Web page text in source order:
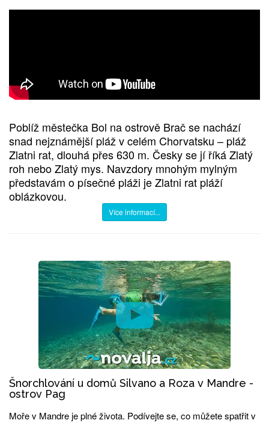
Poblíž městečka Bol na ostrově Brač se nachází
snad nejznámější pláž v celém Chorvatsku – pláž
Zlatni rat, dlouhá přes 630 m. Česky se jí říká Zlatý
roh nebo Zlatý mys. Navzdory mnohým mylným
představám o písečné pláži je Zlatni rat pláží
oblázkovou.
Více informací...
Šnorchlování u domů Silvano a Roza v Mandre -
ostrov Pag
Moře v Mandre je plné života. Podívejte se, co můžete spatřit v